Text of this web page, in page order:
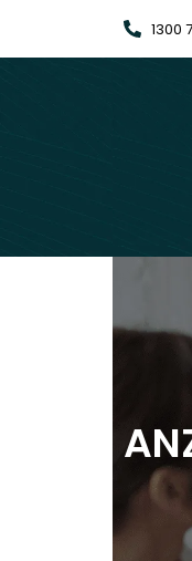
1300